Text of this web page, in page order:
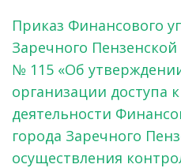
Приказ Финансового
Заречного Пензенской
№ 115 «Об
организации доступа
деятельности
города Заречного
осуществления